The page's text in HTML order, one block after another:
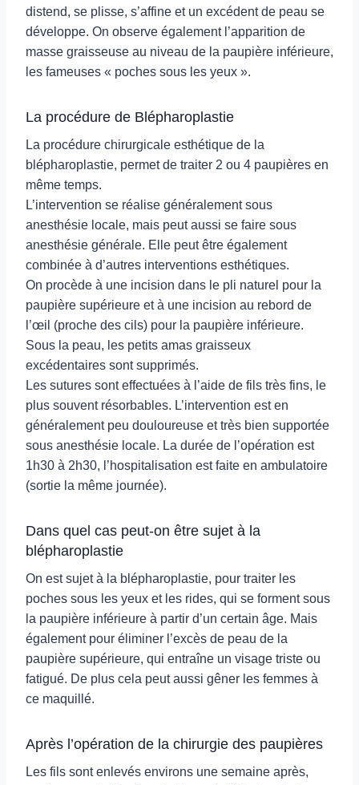
distend, se plisse, s’affine et un excédent de peau se
développe. On observe également l’apparition de
masse graisseuse au niveau de la paupière inférieure,
les fameuses « poches sous les yeux ».
La procédure de Blépharoplastie
La procédure chirurgicale esthétique de la
blépharoplastie, permet de traiter 2 ou 4 paupières en
même temps.
L’intervention se réalise généralement sous
anesthésie locale, mais peut aussi se faire sous
anesthésie générale. Elle peut être également
combinée à d’autres interventions esthétiques.
On procède à une incision dans le pli naturel pour la
paupière supérieure et à une incision au rebord de
l’œil (proche des cils) pour la paupière inférieure.
Sous la peau, les petits amas graisseux
excédentaires sont supprimés.
Les sutures sont effectuées à l’aide de fils très fins, le
plus souvent résorbables. L’intervention est en
généralement peu douloureuse et très bien supportée
sous anesthésie locale. La durée de l’opération est
1h30 à 2h30, l’hospitalisation est faite en ambulatoire
(sortie la même journée).
Dans quel cas peut-on être sujet à la
blépharoplastie
On est sujet à la blépharoplastie, pour traiter les
poches sous les yeux et les rides, qui se forment sous
la paupière inférieure à partir d’un certain âge. Mais
également pour éliminer l’excès de peau de la
paupière supérieure, qui entraîne un visage triste ou
fatigué. De plus cela peut aussi gêner les femmes à
ce maquillé.
Après l’opération de la chirurgie des paupières
Les fils sont enlevés environs une semaine après,